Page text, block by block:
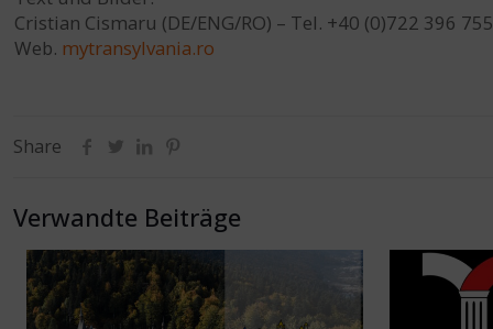
Cristian Cismaru (DE/ENG/RO) – Tel. +40 (0)722 396
Web. mytransylvania.ro
Share
Verwandte Beiträge